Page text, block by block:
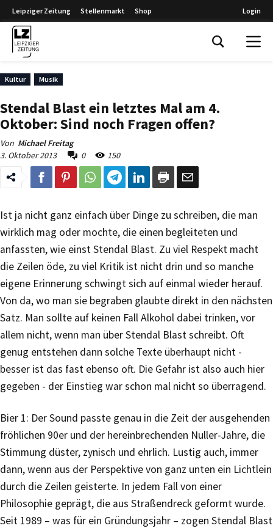
Leipziger Zeitung Stellenmarkt Shop Login
Kultur Musik
Stendal Blast ein letztes Mal am 4.
Oktober: Sind noch Fragen offen?
Von Michael Freitag
3. Oktober 2013
0 150
Ist ja nicht ganz einfach über Dinge zu schreiben, die man
wirklich mag oder mochte, die einen begleiteten und
anfassten, wie einst Stendal Blast. Zu viel Respekt macht
die Zeilen öde, zu viel Kritik ist nicht drin und so manche
eigene Erinnerung schwingt sich auf einmal wieder herauf.
Von da, wo man sie begraben glaubte direkt in den nächsten
Satz. Man sollte auf keinen Fall Alkohol dabei trinken, vor
allem nicht, wenn man über Stendal Blast schreibt. Oft
genug entstehen dann solche Texte überhaupt nicht -
besser ist das fast ebenso oft. Die Gefahr ist also auch hier
gegeben - der Einstieg war schon mal nicht so überragend.
Bier 1: Der Sound passte genau in die Zeit der ausgehenden
fröhlichen 90er und der hereinbrechenden Nuller-Jahre, die
Stimmung düster, zynisch und ehrlich. Lustig auch, immer
dann, wenn aus der Perspektive von ganz unten ein Lichtlein
durch die Zeilen geisterte. In jedem Fall von einer
Philosophie geprägt, die aus Straßendreck geformt wurde.
Seit 1989 – was für ein Gründungsjahr – zogen Stendal Blast